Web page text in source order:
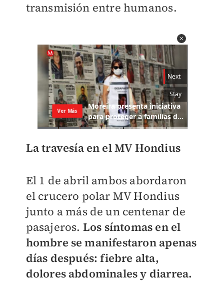
transmisión entre humanos.
La travesía en el MV Hondius
El 1 de abril ambos abordaron
el crucero polar MV Hondius
junto a más de un centenar de
pasajeros. Los síntomas en el
hombre se manifestaron apenas
días después: fiebre alta,
dolores abdominales y diarrea.